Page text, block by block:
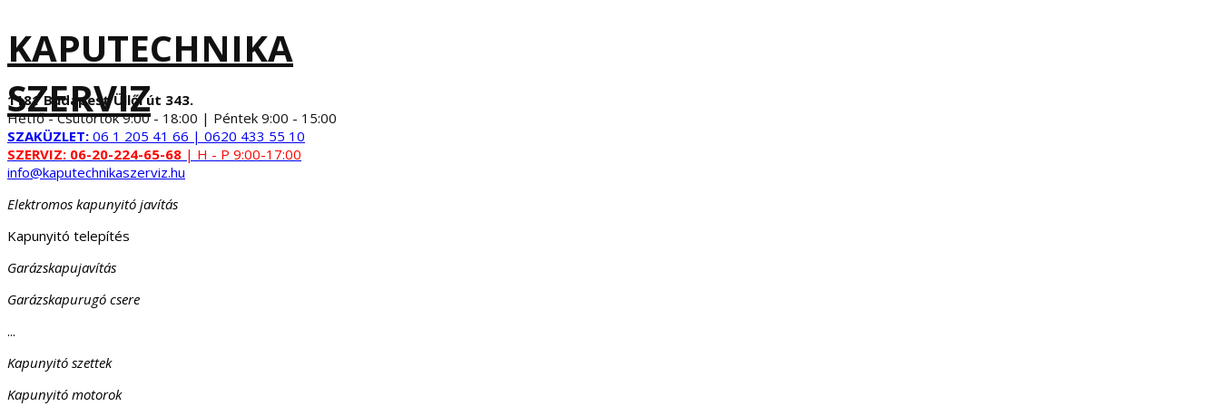
KAPUTECHNIKA
SZERVIZ
1181 Budapest Üllői út 343.
Hétfő - Csütörtök 9:00 - 18:00 | Péntek 9:00 - 15:00
SZAKÜZLET: 06 1 205 41 66 | 0620 433 55 10
SZERVIZ: 06-20-224-65-68 | H - P 9:00-17:00
info@kaputechnikaszerviz.hu
Elektromos kapunyitó javítás
Kapunyitó telepítés
Garázskapujavítás
Garázskapurugó csere
...
Kapunyitó szettek
Kapunyitó motorok